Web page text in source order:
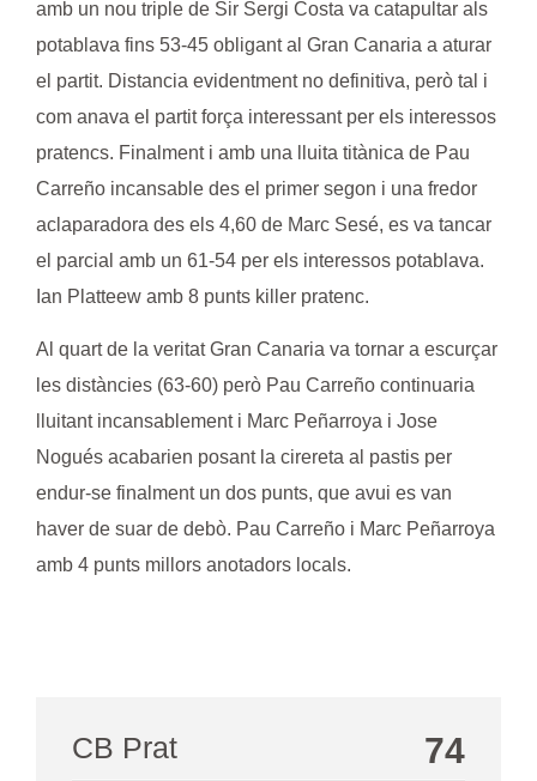
amb un nou triple de Sir Sergi Costa va catapultar als
potablava fins 53-45 obligant al Gran Canaria a aturar
el partit. Distancia evidentment no definitiva, però tal i
com anava el partit força interessant per els interessos
pratencs. Finalment i amb una lluita titànica de Pau
Carreño incansable des el primer segon i una fredor
aclaparadora des els 4,60 de Marc Sesé, es va tancar
el parcial amb un 61-54 per els interessos potablava.
Ian Platteew amb 8 punts killer pratenc.
Al quart de la veritat Gran Canaria va tornar a escurçar
les distàncies (63-60) però Pau Carreño continuaria
lluitant incansablement i Marc Peñarroya i Jose
Nogués acabarien posant la cirereta al pastis per
endur-se finalment un dos punts, que avui es van
haver de suar de debò. Pau Carreño i Marc Peñarroya
amb 4 punts millors anotadors locals.
CB Prat 74